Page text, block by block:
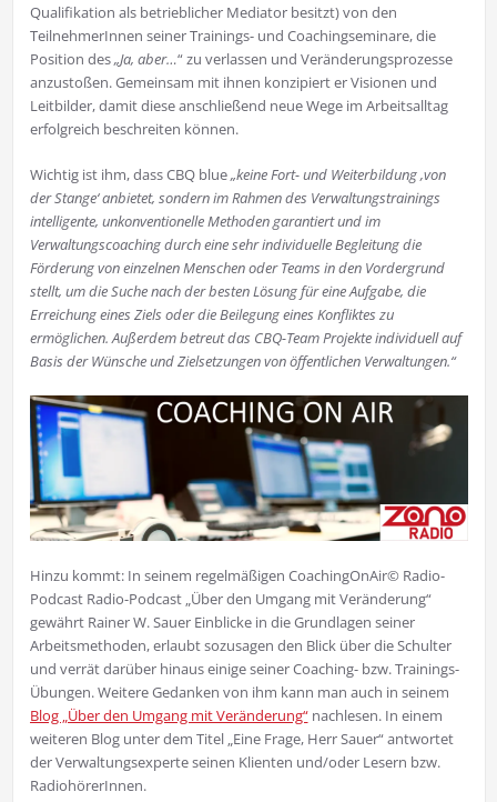
Qualifikation als betrieblicher Mediator besitzt) von den
TeilnehmerInnen seiner Trainings- und Coachingseminare, die
Position des„Ja, aber…“ zu verlassen und Veränderungsprozesse
anzustoßen. Gemeinsam mit ihnen konzipiert er Visionen und
Leitbilder, damit diese anschließend neue Wege im Arbeitsalltag
erfolgreich beschreiten können.
Wichtig ist ihm, dass CBQ blue„keine Fort- und Weiterbildung‚von
der Stange‘ anbietet, sondern im Rahmen des Verwaltungstrainings
intelligente, unkonventionelle Methoden garantiert und im
Verwaltungscoaching durch eine sehr individuelle Begleitung die
Förderung von einzelnen Menschen oder Teams in den Vordergrund
stellt, um die Suche nach der besten Lösung für eine Aufgabe, die
Erreichung eines Ziels oder die Beilegung eines Konfliktes zu
ermöglichen. Außerdem betreut das CBQ-Team Projekte individuell auf
Basis der Wünsche und Zielsetzungen von öffentlichen Verwaltungen.“
Hinzu kommt: In seinem regelmäßigen CoachingOnAir© Radio-
Podcast Radio-Podcast „Über den Umgang mit Veränderung“
gewährt Rainer W. Sauer Einblicke in die Grundlagen seiner
Arbeitsmethoden, erlaubt sozusagen den Blick über die Schulter
und verrät darüber hinaus einige seiner Coaching- bzw. Trainings-
Übungen. Weitere Gedanken von ihm kann man auch in seinem
Blog „Über den Umgang mit Veränderung“nachlesen. In einem
weiteren Blog unter dem Titel „Eine Frage, Herr Sauer“ antwortet
der Verwaltungsexperte seinen Klienten und/oder Lesern bzw.
RadiohörerInnen.